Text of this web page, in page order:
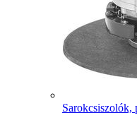
Sarokcsiszolók,